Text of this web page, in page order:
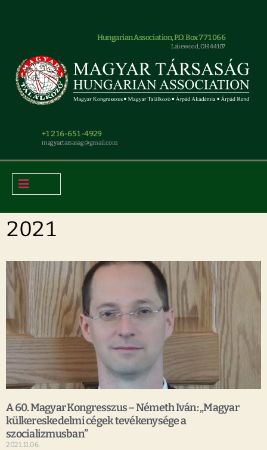
Hungarian Association, P.O. Box 771066
Lakewood, OH 44107
+1 216-651-4929
magyar.tarsasag@gmail.com
2021
A 60. Magyar Kongresszus – Németh Iván: „Magyar
külkereskedelmi cégek tevékenysége a
szocializmusban”
2021.11.06.